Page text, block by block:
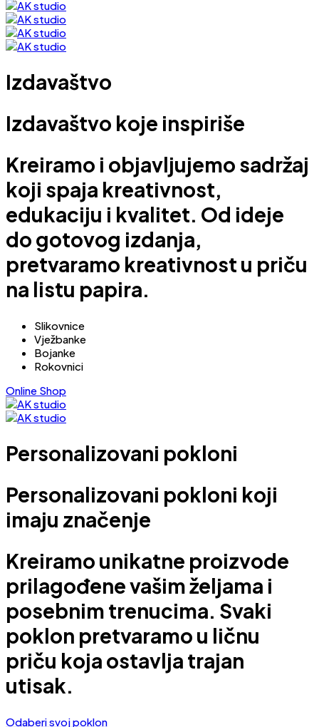
Izdavaštvo
Izdavaštvo koje inspiriše
Kreiramo i objavljujemo sadržaj
koji spaja kreativnost,
edukaciju i kvalitet. Od ideje
do gotovog izdanja,
pretvaramo kreativnost u priču
na listu papira.
Slikovnice
Vježbanke
Bojanke
Rokovnici
Online Shop
Personalizovani pokloni
Personalizovani pokloni koji
imaju značenje
Kreiramo unikatne proizvode
prilagođene vašim željama i
posebnim trenucima. Svaki
poklon pretvaramo u ličnu
priču koja ostavlja trajan
utisak.
Odaberi svoj poklon